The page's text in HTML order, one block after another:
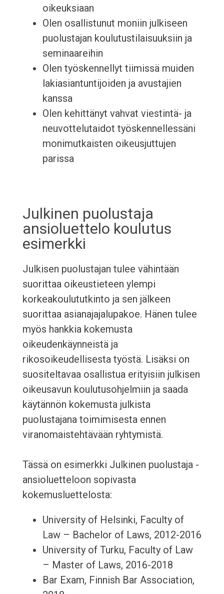
oikeuksiaan
Olen osallistunut moniin julkiseen
puolustajan koulutustilaisuuksiin ja
seminaareihin
Olen työskennellyt tiimissä muiden
lakiasiantuntijoiden ja avustajien
kanssa
Olen kehittänyt vahvat viestintä- ja
neuvottelutaidot työskennellessäni
monimutkaisten oikeusjuttujen
parissa
Julkinen puolustaja
ansioluettelo koulutus
esimerkki
Julkisen puolustajan tulee vähintään
suorittaa oikeustieteen ylempi
korkeakoulututkinto ja sen jälkeen
suorittaa asianajajalupakoe. Hänen tulee
myös hankkia kokemusta
oikeudenkäynneistä ja
rikosoikeudellisesta työstä. Lisäksi on
suositeltavaa osallistua erityisiin julkisen
oikeusavun koulutusohjelmiin ja saada
käytännön kokemusta julkista
puolustajana toimimisesta ennen
viranomaistehtävään ryhtymistä.
Tässä on esimerkki Julkinen puolustaja -
ansioluetteloon sopivasta
kokemusluettelosta:
University of Helsinki, Faculty of
Law – Bachelor of Laws, 2012-2016
University of Turku, Faculty of Law
– Master of Laws, 2016-2018
Bar Exam, Finnish Bar Association,